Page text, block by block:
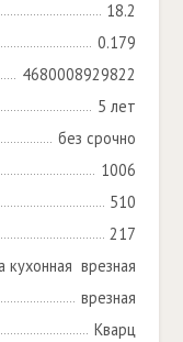
18.2
0.179
4680008929822
5 лет
без срочно
1006
510
217
кухонная  врезная
врезная
Кварц